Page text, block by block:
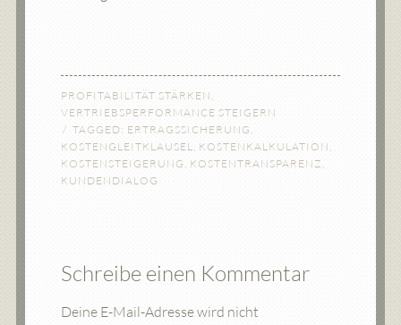
PROFITABILITÄT STÄRKEN ,
VERTRIEBSPERFORMANCE STEIGERN
TAGGED: ERTRAGSSICHERUNG ,
KOSTENGLEITKLAUSEL, KOSTENKALKULATION ,
KOSTENSTEIGERUNG , KOSTENTRANSPARENZ ,
KUNDENDIALOG
Schreibe einen Kommentar
Deine E-Mail-Adresse wird nicht